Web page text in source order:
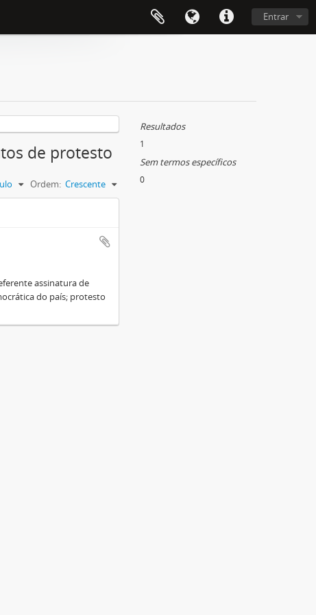
Entrar
de protesto
Ordem: Crescente
assinatura de
do país; protesto
Resultados
1
Sem termos específicos
0